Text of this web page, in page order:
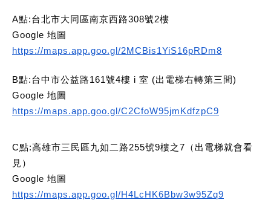
A點:台北市大同區南京西路308號2樓
Google 地圖
https://maps.app.goo.gl/2MCBis1YiS16pRDm8
B點:台中市公益路161號4樓 i 室 (出電梯右轉第三間)
Google 地圖
https://maps.app.goo.gl/C2CfoW95jmKdfzpC9
C點:高雄市三民區九如二路255號9樓之7（出電梯就會看
見）
Google 地圖
https://maps.app.goo.gl/H4LcHK6Bbw3w95Zq9